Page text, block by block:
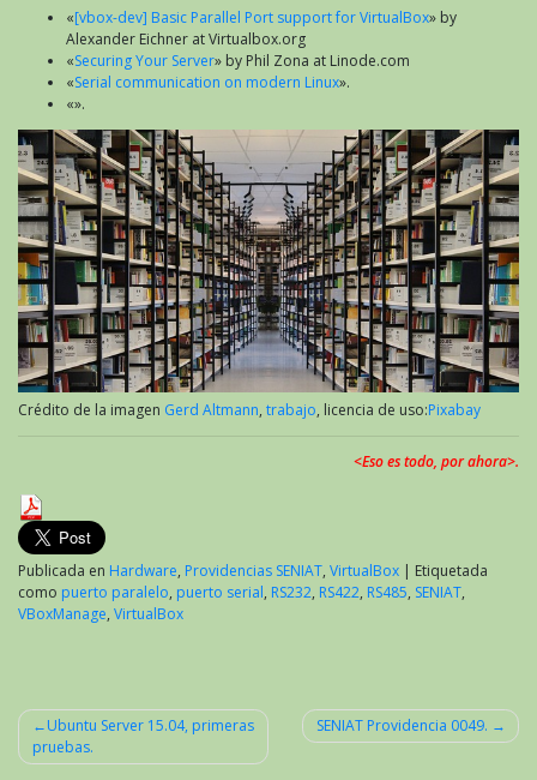
«[vbox-dev] Basic Parallel Port support for VirtualBox» by
Alexander Eichner at Virtualbox.org
«Securing Your Server» by Phil Zona at Linode.com
«Serial communication on modern Linux».
«».
Crédito de la imagen Gerd Altmann, trabajo, licencia de uso:Pixabay
<Eso es todo, por ahora>.
Publicada en Hardware, Providencias SENIAT, VirtualBox | Etiquetada
como puerto paralelo, puerto serial, RS232, RS422, RS485, SENIAT,
VBoxManage, VirtualBox
Navegación
Ubuntu Server 15.04, primeras
pruebas.
SENIAT Providencia 0049.